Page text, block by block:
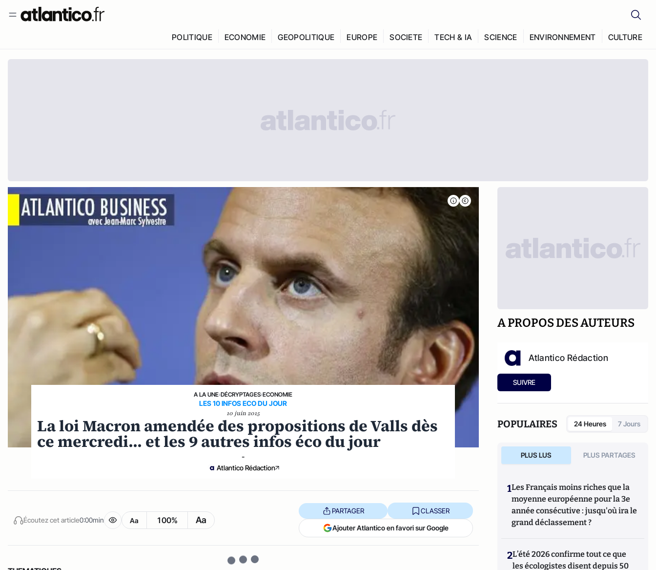
POLITIQUE ECONOMIE GEOPOLITIQUE EUROPE SOCIETE TECH & IA SCIENCE ENVIRONNEMENT CULTURE
A LA UNE›DÉCRYPTAGES›ECONOMIE
LES 10 INFOS ECO DU JOUR
10 juin 2015
La loi Macron amendée des propositions de Valls dès
ce mercredi... et les 9 autres infos éco du jour
-
Atlantico Rédaction
Écoutez cet article0:00min Aa 100% Aa
PARTAGER CLASSER
Ajouter Atlantico en favori sur Google
A PROPOS DES AUTEURS
Atlantico Rédaction
SUIVRE
POPULAIRES 24 Heures 7 Jours
PLUS LUS PLUS PARTAGES
1Les Français moins riches que la
moyenne européenne pour la 3e
année consécutive : jusqu'où ira le
grand déclassement ?
2L’été 2026 confirme tout ce que
les écologistes disent depuis 50